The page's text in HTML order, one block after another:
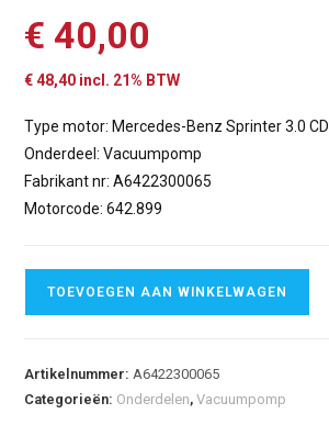
€ 40,00
€48,40 incl. 21% BTW
Type motor: Mercedes-Benz Sprinter 3.0 CDI
Onderdeel: Vacuumpomp
Fabrikant nr: A6422300065
Motorcode: 642.899
TOEVOEGEN AAN WINKELWAGEN
Artikelnummer:A6422300065
Categorieën: Onderdelen,Vacuumpomp